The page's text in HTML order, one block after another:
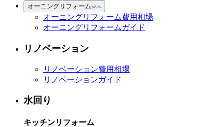
オーニングリフォーム
オーニングリフォーム費用相場
オーニングリフォームガイド
リノベーション
リノベーション費用相場
リノベーションガイド
水回り
キッチンリフォーム